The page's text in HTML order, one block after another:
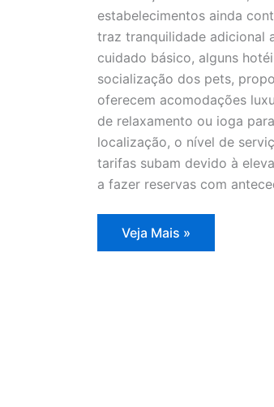
estabelecimentos ainda
traz tranquilidade adicional
cuidado básico, alguns
socialização dos pets,
oferecem acomodações
de relaxamento ou ioga
localização, o nível de
tarifas subam devido à
a fazer reservas com
Refúgios
para
Veja Mais »